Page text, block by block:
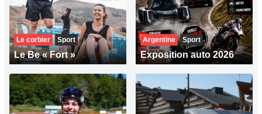
Le corbier Sport
Le Be « Fort »
Argentine Sport
Exposition auto 2026